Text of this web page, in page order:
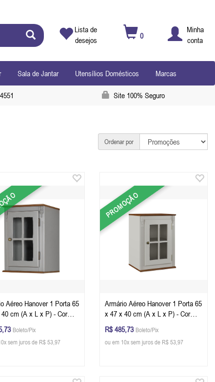
Lista de
desejos
0
Minha
conta
Sala de Jantar Utensílios Domésticos Marcas
Site 100% Seguro
Ordenar por
Aéreo Hanover 1 Porta 65
cm (A x L x P) - Cor
Escuro - Imbuia Glazer
Boleto/Pix
sem juros de R$ 53,97
PROMOÇÃO
Armário Aéreo Hanover 1 Porta 65
x 47 x 40 cm (A x L x P) - Cor
Offwhite - Imbuia Glazer
R$ 485,73 Boleto/Pix
ou em 10x sem juros de R$ 53,97